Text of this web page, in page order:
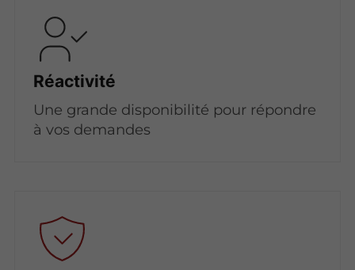
Réactivité
Une grande disponibilité pour répondre
à vos demandes